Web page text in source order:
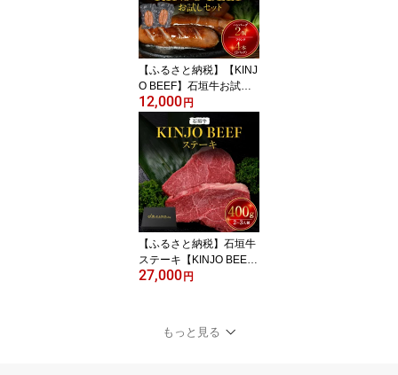
当地グルメ グルメ 軟骨
ソーキ 麺類 麺 食品 加工
食品 人気 おすすめ 送料
無料
【ふるさと納税】【KINJ
O BEEF】石垣牛お試し
セット（ハンバーグ2
個・フランク4本＜2パッ
ク＞） | ハンバーグ フラ
ンクフルト お試し 肉 石
垣牛 牛肉 牛 沖縄 北谷 石
垣島 ちゃたん おかず 惣
菜 冷凍
12,000 円
【ふるさと納税】石垣牛
ステーキ【KINJO BEE
F】400g（2～3人前） |
たん おかず 惣菜 冷凍
27,000 円
もっと見る